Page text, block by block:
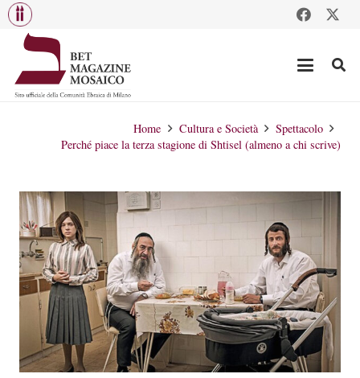
Home Cultura e Società
Spettacolo
Perché piace la terza stagione di Shtisel (almeno a chi scrive)